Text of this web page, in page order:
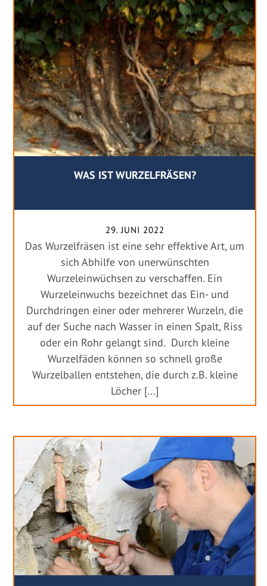
WAS IST WURZELFRÄSEN?
29. JUNI 2022
Das Wurzelfräsen ist eine sehr effektive Art, um
sich Abhilfe von unerwünschten
Wurzeleinwüchsen zu verschaffen. Ein
Wurzeleinwuchs bezeichnet das Ein- und
Durchdringen einer oder mehrerer Wurzeln, die
auf der Suche nach Wasser in einen Spalt, Riss
oder ein Rohr gelangt sind. Durch kleine
Wurzelfäden können so schnell große
Wurzelballen entstehen, die durch z.B. kleine
Löcher […]